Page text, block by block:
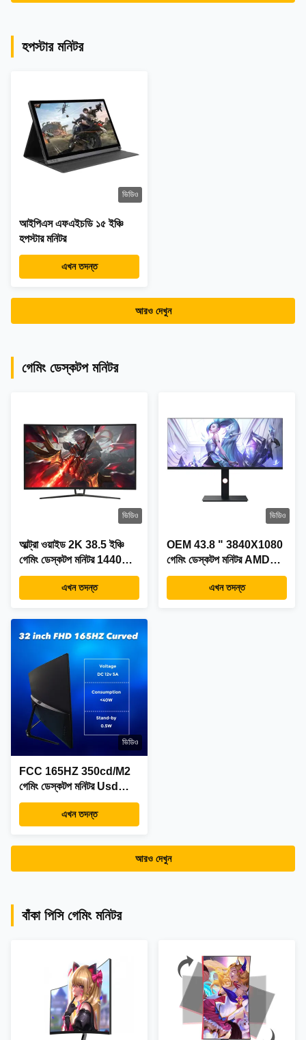
হপস্টার মনিটর
ভিডিও
আইপিএস এফএইচডি ১৫ ইঞ্চি
হপস্টার মনিটর
এখন তদন্ত
আরও দেখুন
গেমিং ডেস্কটপ মনিটর
ভিডিও
আল্ট্রা ওয়াইড 2K 38.5 ইঞ্চি
গেমিং ডেস্কটপ মনিটর 1440P
165hz ফ্রিসিঙ্ক
এখন তদন্ত
ভিডিও
OEM 43.8 " 3840X1080
গেমিং ডেস্কটপ মনিটর AMD
FreeSync প্রিমিয়াম
এখন তদন্ত
ভিডিও
FCC 165HZ 350cd/M2
গেমিং ডেস্কটপ মনিটর Usd
Hdmi DP For Internet
এখন তদন্ত
আরও দেখুন
বাঁকা পিসি গেমিং মনিটর